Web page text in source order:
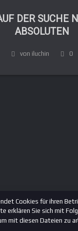
DER SUCHE
ABSOLUTEN
von iluchin 0
Cookies für ihren
erklären Sie sich mit
mit diesen Dateien zu